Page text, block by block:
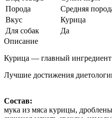
Порода
Средняя
Вкус
Курица
Для собак
Да
Описание
Курица — главный
Лучшие достижения
Состав:
мука из мяса курицы,